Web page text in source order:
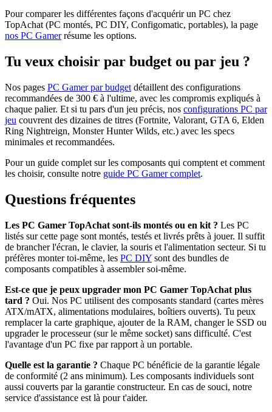
Pour comparer les différentes façons d'acquérir un PC chez
TopAchat (PC montés, PC DIY, Configomatic, portables), la page
nos PC Gamerrésume les options.
Tu veux choisir par budget ou par jeu ?
Nos pages PC Gamer par budget détaillent des configurations
recommandées de 300 € à l'ultime, avec les compromis expliqués à
chaque palier. Et si tu pars d'un jeu précis, nos configurations PC par
jeu couvrent des dizaines de titres (Fortnite, Valorant, GTA 6, Elden
Ring Nightreign, Monster Hunter Wilds, etc.) avec les specs
minimales et recommandées.
Pour un guide complet sur les composants qui comptent et comment
les choisir, consulte notre guide PC Gamer complet.
Questions fréquentes
Les PC Gamer TopAchat sont-ils montés ou en kit ? Les PC
listés sur cette page sont montés, testés et livrés prêts à jouer. Il suffit
de brancher l'écran, le clavier, la souris et l'alimentation secteur. Si tu
préfères monter toi-même, les PC DIY sont des bundles de
composants compatibles à assembler soi-même.
Est-ce que je peux upgrader mon PC Gamer TopAchat plus
tard ? Oui. Nos PC utilisent des composants standard (cartes mères
ATX/mATX, alimentations modulaires, boîtiers ouverts). Tu peux
remplacer la carte graphique, ajouter de la RAM, changer le SSD ou
upgrader le processeur (sur le même socket) sans difficulté. C'est
l'avantage d'un PC fixe par rapport à un portable.
Quelle est la garantie ? Chaque PC bénéficie de la garantie légale
de conformité (2 ans minimum). Les composants individuels sont
aussi couverts par la garantie constructeur. En cas de souci, notre
service d'assistance est là pour t'aider.